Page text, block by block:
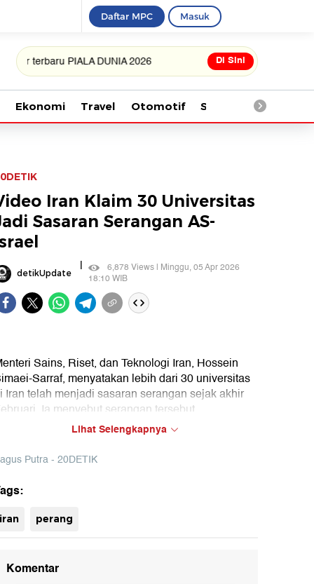
Daftar MPC Masuk
PIALA DUNIA 2026 Di Sini
Ekonomi Travel Otomotif Saintek
Iran Klaim 30 Universitas
Sasaran Serangan AS-
detikUpdate |
6,878 Views | Minggu, 05 Apr 2026
18:10 WIB
Sains, Riset, dan Teknologi Iran, Hossein
Sarraf, menyatakan lebih dari 30 universitas
Iran telah menjadi sasaran serangan sejak akhir
Ia menyebut serangan tersebut
menyebabkan korban jiwa, termasuk mahasiswa dan
Iran menilai serangan terhadap
pendidikan dan penelitian sebagai
hukum internasional serta
berdampak pada masa depan pendidikan dan
riset di negara tersebut.
Lihat Selengkapnya
Putra - 20DETIK
iran perang